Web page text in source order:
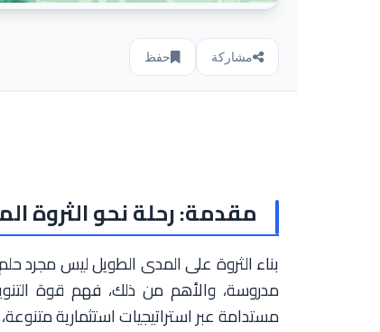
مشاركة حفظ
مقدمة: رحلة نحو الثروة
بناء الثروة على المدى الطويل ليس مجرد
مدروسة، والأهم من ذلك، فهم قوة
مستدامة عبر استراتيجيات استثمارية